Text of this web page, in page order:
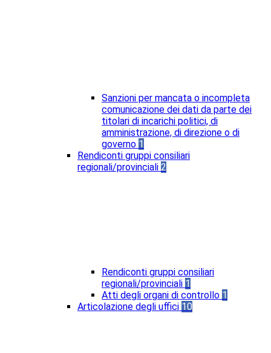
Sanzioni per mancata o incompleta
comunicazione dei dati da parte dei
titolari di incarichi politici, di
amministrazione, di direzione o di
governo 1
Rendiconti gruppi consiliari
regionali/provinciali 2
Rendiconti gruppi consiliari
regionali/provinciali 1
Atti degli organi di controllo 1
Articolazione degli uffici 10